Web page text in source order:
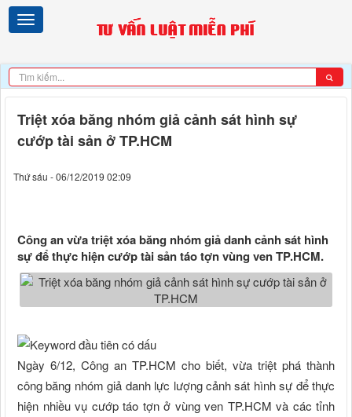
Triệt xóa băng nhóm giả cảnh sát hình sự
cướp tài sản ở TP.HCM
Thứ sáu - 06/12/2019 02:09
Công an vừa triệt xóa băng nhóm giả danh cảnh sát hình
sự để thực hiện cướp tài sản táo tợn vùng ven TP.HCM.
Ngày 6/12, Công an TP.HCM cho biết, vừa triệt phá thành
công băng nhóm giả danh lực lượng cảnh sát hình sự để thực
hiện nhiều vụ cướp táo tợn ở vùng ven TP.HCM và các tỉnh